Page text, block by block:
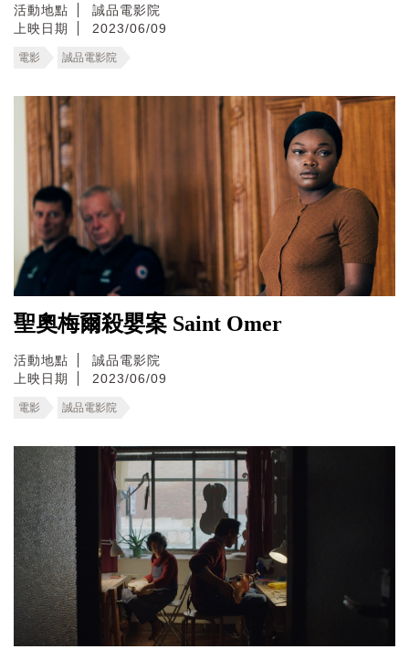
活動地點
誠品電影院
上映日期
2023/06/09
電影 誠品電影院
聖奧梅爾殺嬰案 Saint Omer
活動地點
誠品電影院
上映日期
2023/06/09
電影 誠品電影院